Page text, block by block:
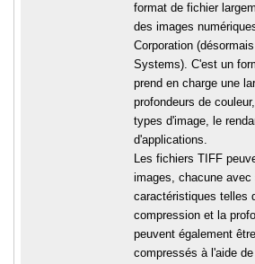
format de fichier
des images
Corporation
Systems). C'est un
prend en charge une
profondeurs de
types d'image, le
d'applications.
Les fichiers TIFF
images, chacune avec
caractéristiques telles
compression et la
peuvent également
compressés à l'aide